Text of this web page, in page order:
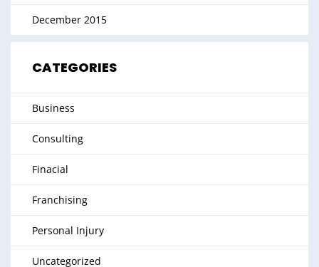
December 2015
CATEGORIES
Business
Consulting
Finacial
Franchising
Personal Injury
Uncategorized